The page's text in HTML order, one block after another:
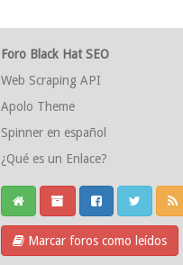
Foro Black Hat SEO
Web Scraping API
Apolo Theme
Spinner en español
¿Qué es un Enlace?
Marcar foros como leídos